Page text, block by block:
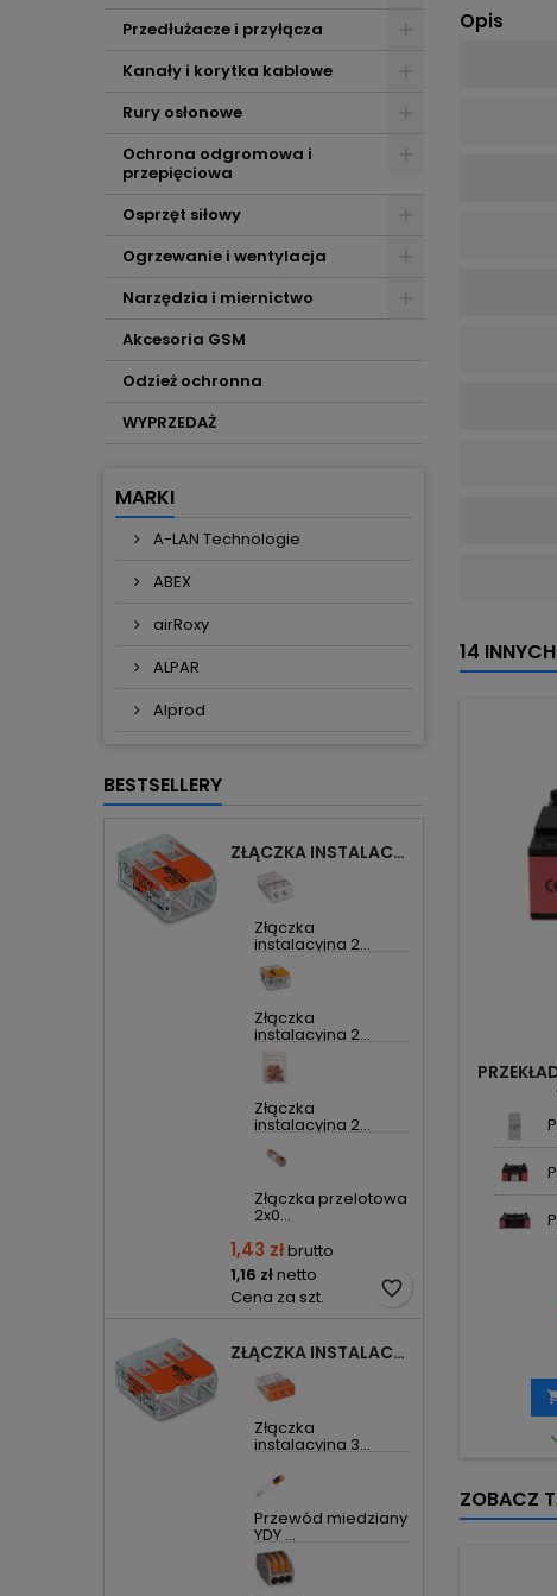
Przedłużacze i przyłącza
Kanały i korytka kablowe
Rury osłonowe
Ochrona odgromowa i
przepięciowa
Osprzęt siłowy
Ogrzewanie i wentylacja
Narzędzia i miernictwo
Akcesoria GSM
Odzież ochronna
WYPRZEDAŻ
MARKI
A-LAN Technologie
ABEX
airRoxy
ALPAR
Alprod
BESTSELLERY
ZŁĄCZKA INSTALACYJNA 2X UNIWERSALNA COMPACT 221-412 WAGO
Złączka
instalacyjna 2...
Złączka
instalacyjna 2...
Złączka
instalacyjna 2...
Złączka przelotowa
2x0...
1,43 złbrutto
1,16 złnetto
Cena za szt.
favorite_border
ZŁĄCZKA INSTALACYJNA 3X UNIWERSALNA COMPACT 221-413 WAGO
Złączka
instalacyjna 3...
Przewód miedziany
YDY ...
Opis
14
ZOBACZ